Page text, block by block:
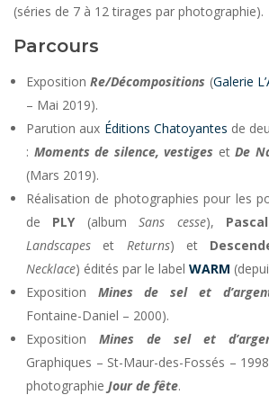
(séries de 7 à 12 tirages par photographie).
Parcours
ExpositionRe/Décompositions (Galerie
– Mai 2019).
Parution aux Éditions Chatoyantes de
: Moments de silence, vestiges etDe
(Mars 2019).
Réalisation de photographies pour les
de PLY(albumSans cesse),
Landscapes et Returns) et
Necklace) édités par le label WARM
Exposition Mines de sel et
Fontaine-Daniel – 2000).
Exposition Mines de sel et
Graphiques – St-Maur-des-Fossés –
photographie Jour de fête.